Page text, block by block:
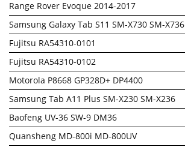
Range Rover Evoque 2014-2017
Samsung Galaxy Tab S11 SM-X730 SM-X736
Fujitsu RA54310-0101
Fujitsu RA54310-0102
Motorola P8668 GP328D+ DP4400
Samsung Tab A11 Plus SM-X230 SM-X236
Baofeng UV-36 SW-9 DM36
Quansheng MD-800i MD-800UV